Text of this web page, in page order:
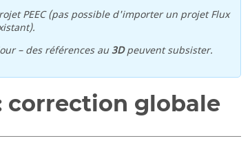
PEEC (pas possible d'importer un projet Flux
– des références au3Dpeuvent subsister.
correction globale